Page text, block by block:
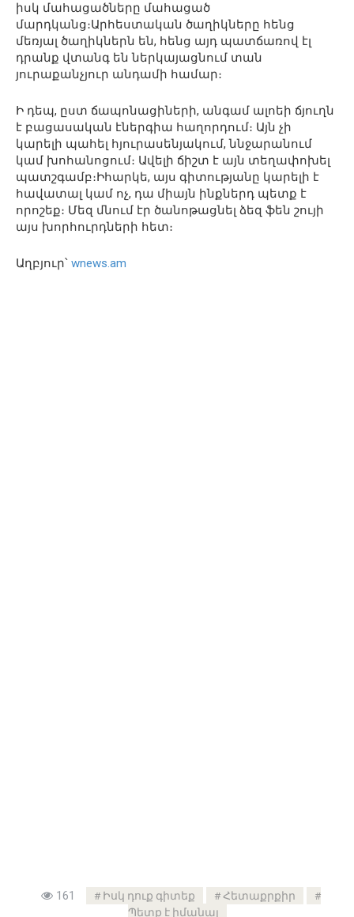
իսկ մահացածները մահացած
մարդկանց։Արհեստական ծաղիկները հենց
մեռյալ ծաղիկներն են, հենց այդ պատճառով էլ
դրանք վտանգ են ներկայացնում տան
յուրաքանչյուր անդամի համար։
Ի դեպ, ըստ ճապոնացիների, անգամ ալոեի ճյուղն
է բացասական էներգիա հաղորդում։ Այն չի
կարելի պահել հյուրասենյակում, ննջարանում
կամ խոհանոցում։ Ավելի ճիշտ է այն տեղափոխել
պատշգամբ։Իհարկե, այս գիտությանը կարելի է
հավատալ կամ ոչ, դա միայն ինքներդ պետք է
որոշեք։ Մեզ մնում էր ծանոթացնել ձեզ ֆեն շույի
այս խորհուրդների հետ։
Աղբյուր՝ wnews.am
161 Իսկ դուք գիտեք
Հետաքրքիր
Պետք է իմանալ